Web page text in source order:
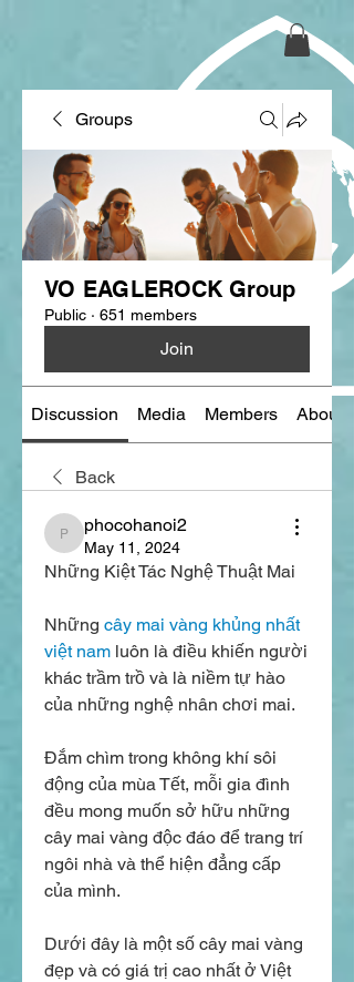
Groups
VO EAGLEROCK Group
Public · 651 members
Join
Discussion Media Members About
Back
phocohanoi2
phocohanoi2
May 11, 2024
Những Kiệt Tác Nghệ Thuật Mai
Những cây mai vàng khủng nhất
việt nam luôn là điều khiến người
khác trầm trồ và là niềm tự hào
của những nghệ nhân chơi mai.
Đắm chìm trong không khí sôi
động của mùa Tết, mỗi gia đình
đều mong muốn sở hữu những
cây mai vàng độc đáo để trang trí
ngôi nhà và thể hiện đẳng cấp
của mình.
Dưới đây là một số cây mai vàng
đẹp và có giá trị cao nhất ở Việt